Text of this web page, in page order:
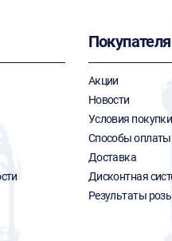
Акции
Новости
Условия покупки
Способы оплаты
Доставка
Дисконтная
Результаты